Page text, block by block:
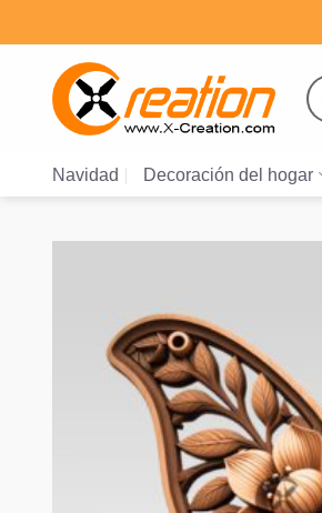
al
contenido
Navidad Decoración del hogar